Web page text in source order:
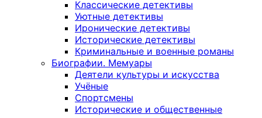
Классические детективы
Уютные детективы
Иронические детективы
Исторические детективы
Криминальные и военные романы
Биографии. Мемуары
Деятели культуры и искусства
Учёные
Спортсмены
Исторические и общественные